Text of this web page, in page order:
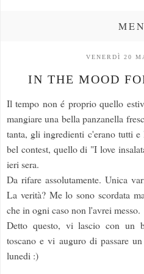
VENERDÌ 20
IN THE MOOD
Il tempo non é proprio quello
mangiare una bella panzanella
tanta, gli ingredienti c'erano tutti
bel contest, quello di "I love
ieri sera.
Da rifare assolutamente. Unica
La verità? Me lo sono scordata
che in ogni caso non l'avrei messo.
Detto questo, vi lascio con un
toscano e vi auguro di passare
lunedi :)